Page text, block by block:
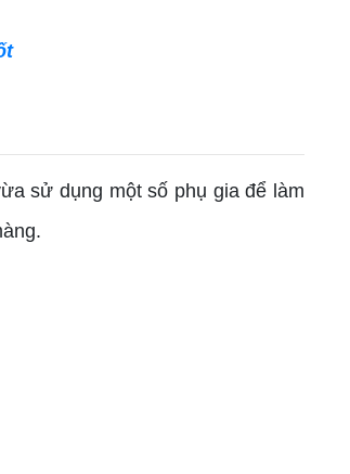
sử dụng một số phụ gia để làm